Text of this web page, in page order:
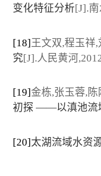
变化特征分析[J].
[18]王文双,程玉祥,
究[J].人民黄河
[19]金栋,张玉蓉,陈
初探 ——以滇池流
[20]太湖流域水资